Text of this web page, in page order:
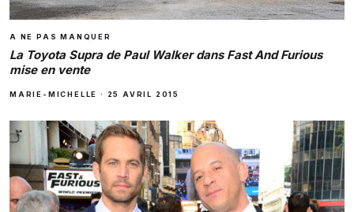
A NE PAS MANQUER
La Toyota Supra de Paul Walker dans Fast And Furious
mise en vente
MARIE-MICHELLE · 25 AVRIL 2015